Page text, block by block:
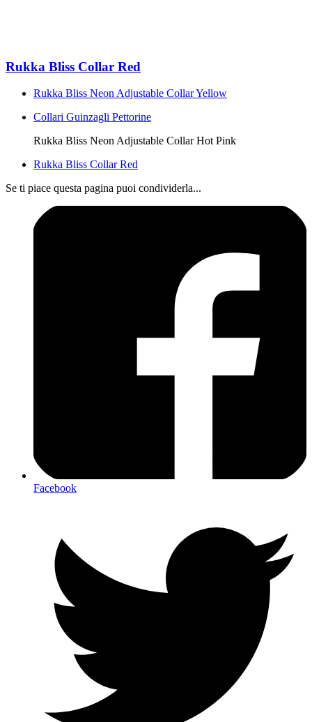
Rukka Bliss Collar Red
Rukka Bliss Neon Adjustable Collar Yellow
Collari Guinzagli Pettorine
Rukka Bliss Neon Adjustable Collar Hot Pink
Rukka Bliss Collar Red
Se ti piace questa pagina puoi condividerla...
Facebook